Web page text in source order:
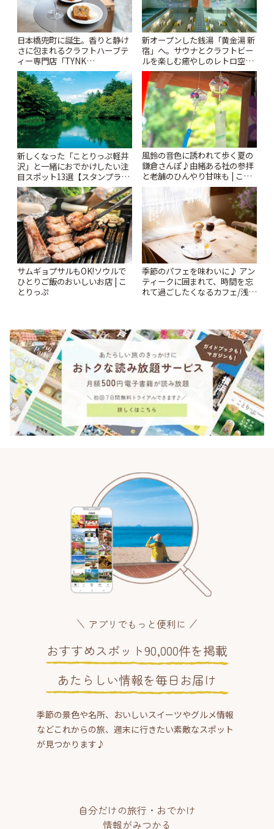
日本橋兜町に誕生。香りと静け
さに包まれるクラフトハーブテ
ィー専門店「TYNK
Kabutocho」 | ことりっぷ
新オープンした銭湯「黄金湯 新
宿」へ。サウナとクラフトビー
ルを楽しむ癒やしのレトロ空間
| ことりっぷ
新しくなった「ことりっぷ軽井
沢」と一緒におでかけしたい注
目スポット13選【スタンプラリ
ー開催中】 | ことりっぷ
風鈴の音色に誘われて歩く夏の
鎌倉さんぽ♪由緒ある社の参拝
と老舗のひんやり甘味も | こと
りっぷ
サムギョプサルもOK!ソウルで
ひとりご飯のおいしいお店 | こ
とりっぷ
季節のパフェを味わいに♪ アン
ティークに囲まれて、時間を忘
れて過ごしたくなるカフェ/浅草
アプリでもっと便利に
おすすめスポット90,000件を掲載
あたらしい情報を毎日お届け
季節の景色や名所、おいしいスイーツやグルメ情報
などこれからの旅、週末に行きたい素敵なスポット
が見つかります♪
自分だけの旅行・おでかけ
情報がみつかる